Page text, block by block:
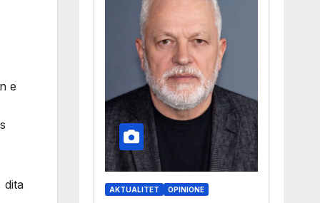
e
dita
AKTUALITET OPINIONE